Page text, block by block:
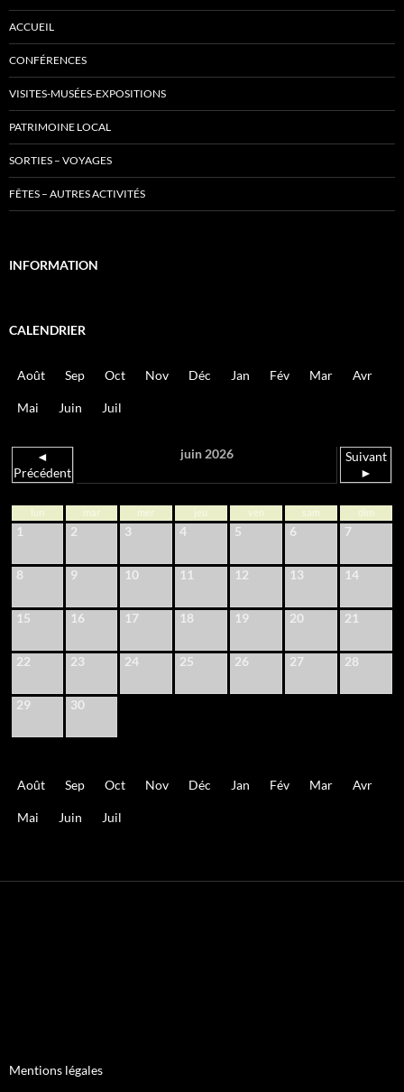
ACCUEIL
CONFÉRENCES
VISITES-MUSÉES-EXPOSITIONS
PATRIMOINE LOCAL
SORTIES – VOYAGES
FÊTES – AUTRES ACTIVITÉS
INFORMATION
CALENDRIER
Août Sep Oct Nov Déc Jan Fév Mar Avr
Mai Juin Juil
◄
Précédent
juin 2026
Suivant
►
lun mar mer jeu ven sam dim
1 2 3 4 5 6 7
8 9 10 11 12 13 14
15 16 17 18 19 20 21
22 23 24 25 26 27 28
29 30
Août Sep Oct Nov Déc Jan Fév Mar Avr
Mai Juin Juil
Mentions légales